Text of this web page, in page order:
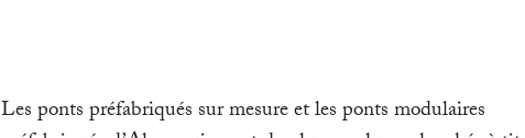
Les ponts préfabriqués sur mesure et les ponts modulaires